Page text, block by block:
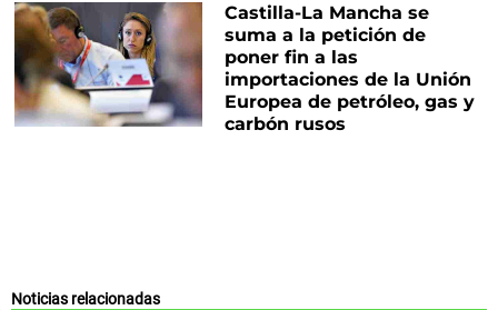
Castilla-La Mancha se
suma a la petición de
poner fin a las
importaciones de la Unión
Europea de petróleo, gas y
carbón rusos
Noticias relacionadas